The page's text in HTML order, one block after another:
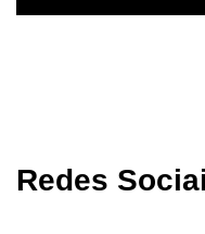
Redes